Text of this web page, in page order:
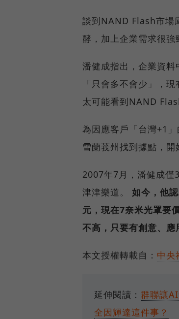
談到NAND Flash市場
酵，加上企業需求很強
潘健成指出，企業資
「只會多不會少」，
太可能看到NAND
為因應客戶「台灣+1
雪蘭莪州找到據點，開
2007年7月，潘健成僅
津津樂道。 如今，他
元，現在7奈米光罩要
不高，只要有創意、應
本文授權轉載自： 中央
延伸閱讀： 群聯讓
全因輝達這件事？